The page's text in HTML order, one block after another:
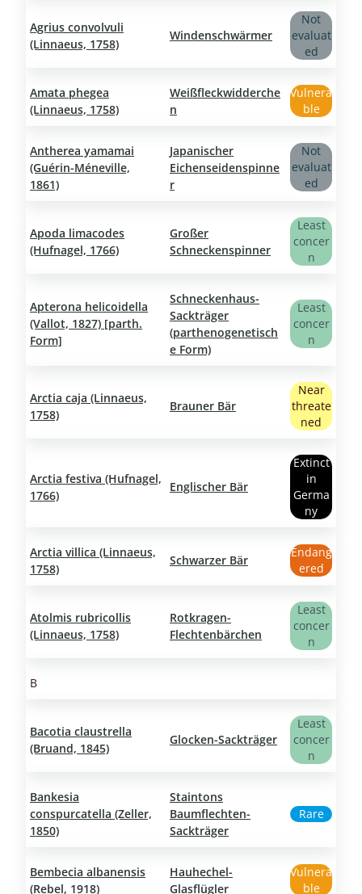
Agrius convolvuli
(Linnaeus, 1758)
Windenschwärmer
Not
evaluat
ed
Amata phegea
(Linnaeus, 1758)
Weißfleckwidderche
n
Vulnera
ble
Antherea yamamai
(Guérin-Méneville,
1861)
Japanischer
Eichenseidenspinne
r
Not
evaluat
ed
Apoda limacodes
(Hufnagel, 1766)
Großer
Schneckenspinner
Least
concer
n
Apterona helicoidella
(Vallot, 1827) [parth.
Form]
Schneckenhaus-
Sackträger
(parthenogenetisch
e Form)
Least
concer
n
Arctia caja (Linnaeus,
1758)
Brauner Bär
Near
threate
ned
Arctia festiva (Hufnagel,
1766)
Englischer Bär
Extinct
in
Germa
ny
Arctia villica (Linnaeus,
1758)
Schwarzer Bär
Endang
ered
Atolmis rubricollis
(Linnaeus, 1758)
Rotkragen-
Flechtenbärchen
Least
concer
n
B
Bacotia claustrella
(Bruand, 1845)
Glocken-Sackträger
Least
concer
n
Bankesia
conspurcatella (Zeller,
1850)
Staintons
Baumflechten-
Sackträger
Rare
Bembecia albanensis
(Rebel, 1918)
Hauhechel-
Glasflügler
Vulnera
ble